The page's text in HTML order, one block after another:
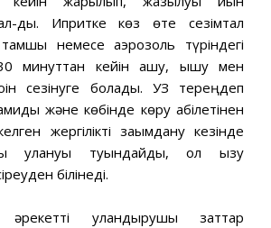
ды. Ипритке көз өте сезімтал
немесе аэрозоль түріндегі
минуттан кейін ашу, қышу мен
сезінуге болады. УЗ тереңдеп
және көбінде көру қабілетінен
жергілікті зақымдану кезінде
улануы туындайды, ол қызу
білінеді.
әрекетті уландырушы заттар